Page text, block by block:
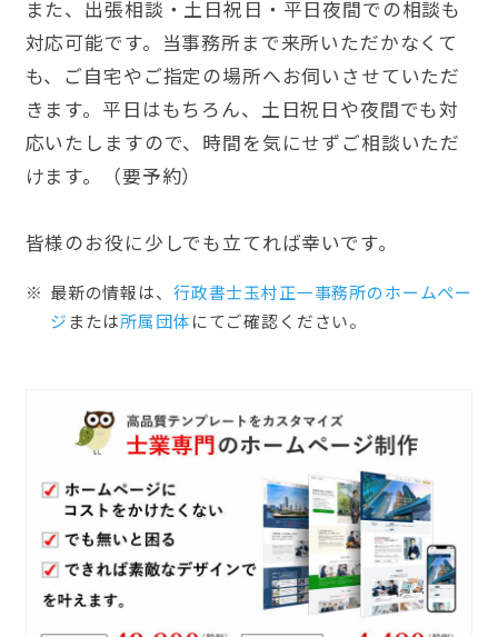
また、出張相談・土日祝日・平日夜間での相談も
対応可能です。当事務所まで来所いただかなくて
も、ご自宅やご指定の場所へお伺いさせていただ
きます。平日はもちろん、土日祝日や夜間でも対
応いたしますので、時間を気にせずご相談いただ
けます。（要予約）
皆様のお役に少しでも立てれば幸いです。
最新の情報は、 行政書士玉村正一事務所のホームぺー
ジ または所属団体にてご確認ください。